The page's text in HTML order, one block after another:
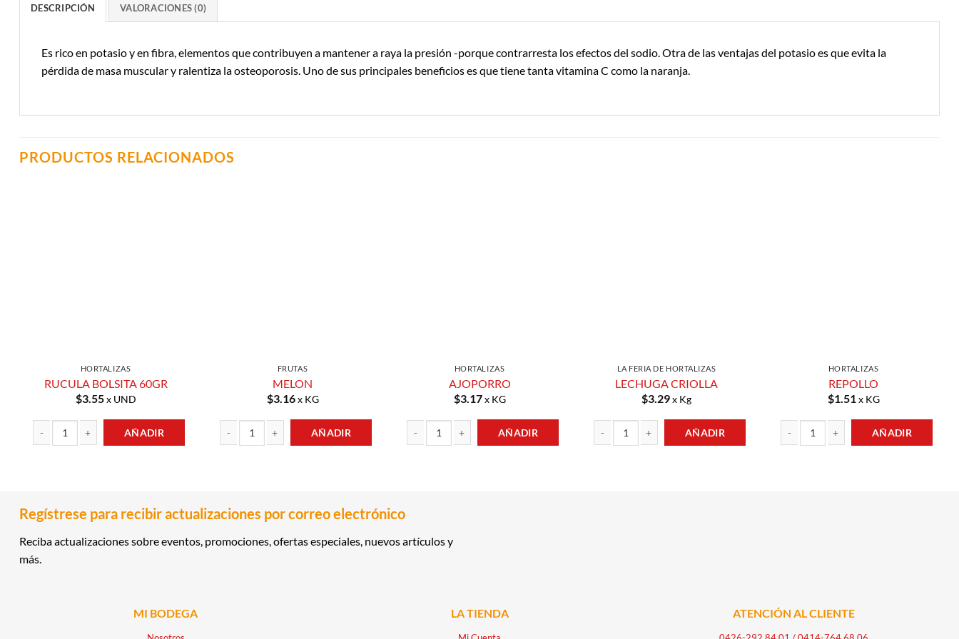
DESCRIPCIÓN VALORACIONES (0)
Es rico en potasio y en fibra, elementos que contribuyen a mantener a raya la presión -porque contrarresta los efectos del sodio. Otra de las ventajas del potasio es que evita la
pérdida de masa muscular y ralentiza la osteoporosis. Uno de sus principales beneficios es que tiene tanta vitamina C como la naranja.
PRODUCTOS RELACIONADOS
HORTALIZAS
RUCULA BOLSITA 60GR
$3.55x UND
AÑADIR
FRUTAS
MELON
$3.16x KG
AÑADIR
HORTALIZAS
AJOPORRO
$3.17x KG
AÑADIR
LA FERIA DE HORTALIZAS
LECHUGA CRIOLLA
$3.29x Kg
AÑADIR
HORTALIZAS
REPOLLO
$1.51x KG
AÑADIR
Regístrese para recibir actualizaciones por correo electrónico
Reciba actualizaciones sobre eventos, promociones, ofertas especiales, nuevos artículos y
más.
MI BODEGA LA TIENDA ATENCIÓN AL CLIENTE